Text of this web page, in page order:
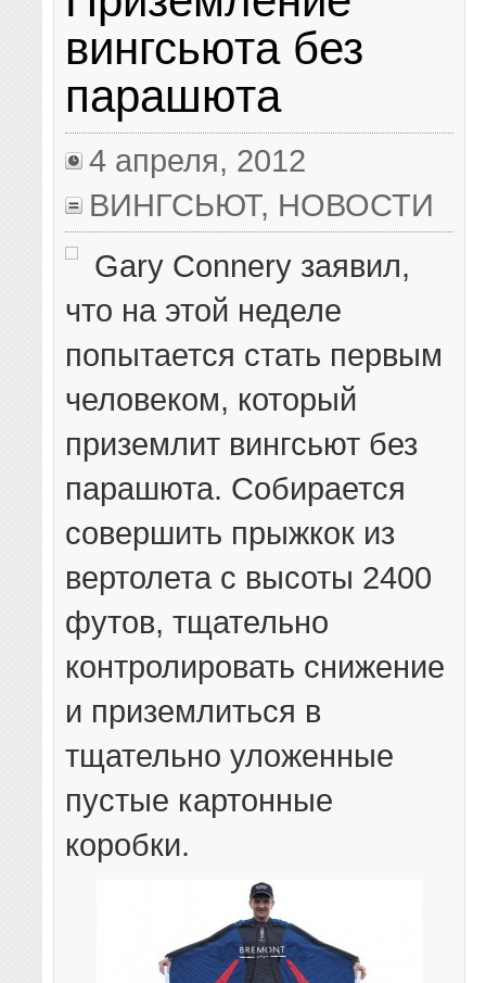
вингсьюта без
парашюта
4 апреля, 2012
ВИНГСЬЮТ, НОВОСТИ
Gary Connery заявил,
что на этой неделе
попытается стать первым
человеком, который
приземлит вингсьют без
парашюта. Собирается
совершить прыжкок из
вертолета с высоты 2400
футов, тщательно
контролировать снижение
и приземлиться в
тщательно уложенные
пустые картонные
коробки.